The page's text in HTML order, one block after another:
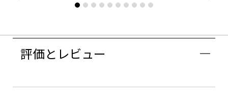
評価とレビュー